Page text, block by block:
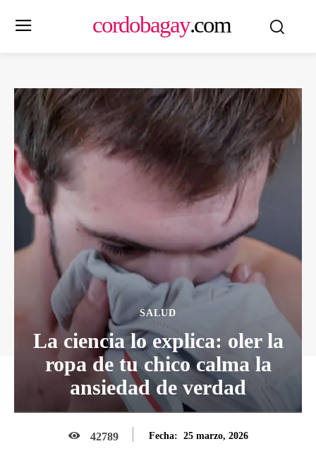
cordobagay.com
SALUD
La ciencia lo explica: oler la
ropa de tu chico calma la
ansiedad de verdad
42789 Fecha: 25 marzo, 2026